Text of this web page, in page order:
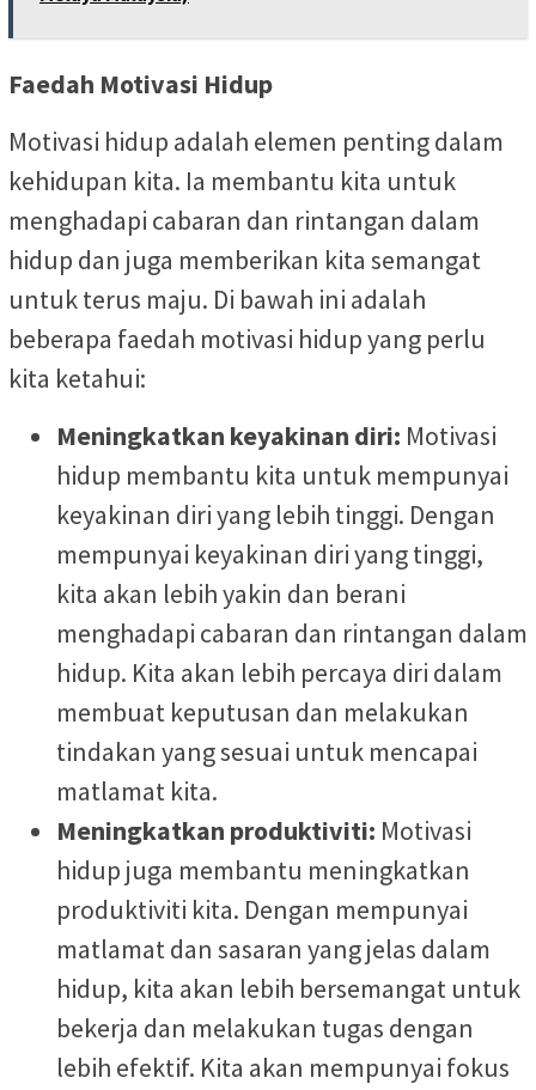
Faedah Motivasi Hidup
Motivasi hidup adalah elemen penting dalam
kehidupan kita. Ia membantu kita untuk
menghadapi cabaran dan rintangan dalam
hidup dan juga memberikan kita semangat
untuk terus maju. Di bawah ini adalah
beberapa faedah motivasi hidup yang perlu
kita ketahui:
Meningkatkan keyakinan diri: Motivasi
hidup membantu kita untuk mempunyai
keyakinan diri yang lebih tinggi. Dengan
mempunyai keyakinan diri yang tinggi,
kita akan lebih yakin dan berani
menghadapi cabaran dan rintangan dalam
hidup. Kita akan lebih percaya diri dalam
membuat keputusan dan melakukan
tindakan yang sesuai untuk mencapai
matlamat kita.
Meningkatkan produktiviti: Motivasi
hidup juga membantu meningkatkan
produktiviti kita. Dengan mempunyai
matlamat dan sasaran yang jelas dalam
hidup, kita akan lebih bersemangat untuk
bekerja dan melakukan tugas dengan
lebih efektif. Kita akan mempunyai fokus